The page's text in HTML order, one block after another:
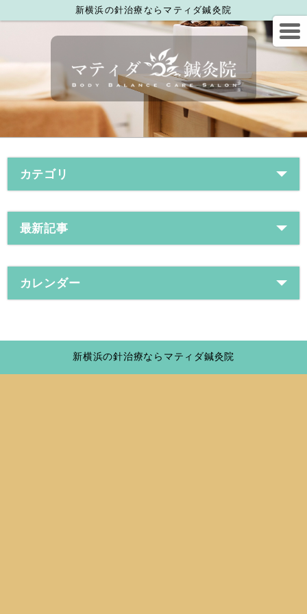
新横浜の針治療ならマティダ鍼灸院
カテゴリ
最新記事
カレンダー
新横浜の針治療ならマティダ鍼灸院